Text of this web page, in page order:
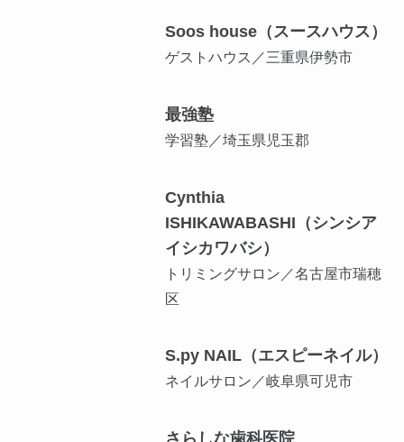
Soos house（スースハウス）
ゲストハウス／三重県伊勢市
最強塾
学習塾／埼玉県児玉郡
Cynthia
ISHIKAWABASHI（シンシア
イシカワバシ）
トリミングサロン／名古屋市瑞穂
区
S.py NAIL（エスピーネイル）
ネイルサロン／岐阜県可児市